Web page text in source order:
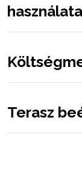
használata
Terasz